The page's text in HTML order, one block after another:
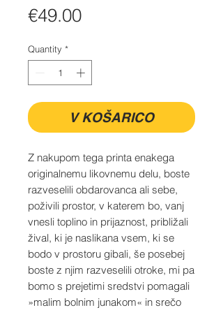
€49.00Price
Quantity *
V KOŠARICO
Z nakupom tega printa enakega
originalnemu likovnemu delu, boste
razveselili obdarovanca ali sebe,
poživili prostor, v katerem bo, vanj
vnesli toplino in prijaznost, približali
žival, ki je naslikana vsem, ki se
bodo v prostoru gibali, še posebej
boste z njim razveselili otroke, mi pa
bomo s prejetimi sredstvi pomagali
»malim bolnim junakom« in srečo